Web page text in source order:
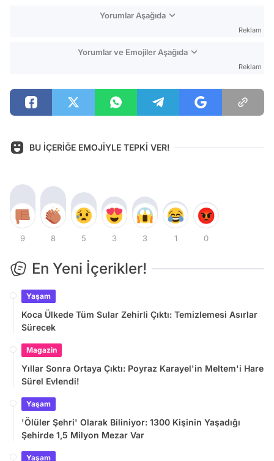
Yorumlar Aşağıda
Reklam
Yorumlar ve Emojiler Aşağıda
Reklam
BU İÇERİĞE EMOJİYLE TEPKİ VER!
9 8 5 3 3 1 0
En Yeni İçerikler!
Yaşam
Koca Ülkede Tüm Sular Zehirli Çıktı: Temizlemesi Asırlar
Sürecek
Magazin
Yıllar Sonra Ortaya Çıktı: Poyraz Karayel'in Meltem'i Hare
Sürel Evlendi!
Yaşam
'Ölüler Şehri' Olarak Biliniyor: 1300 Kişinin Yaşadığı
Şehirde 1,5 Milyon Mezar Var
Yaşam